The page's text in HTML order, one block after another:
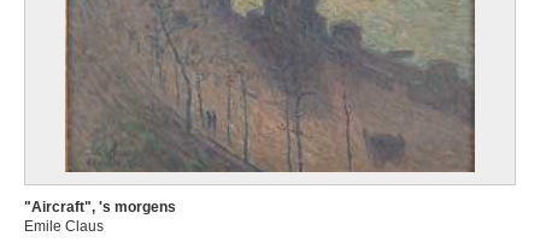
"Aircraft", 's morgens
Emile Claus